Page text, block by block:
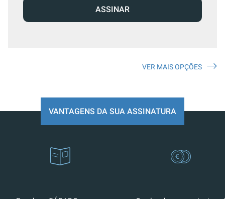
ASSINAR
VER MAIS OPÇÕES
VANTAGENS DA SUA ASSINATURA